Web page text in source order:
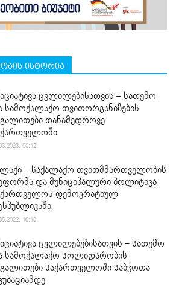
ისტორია
ცვლილებისათვის – სათემო
სამოქალაქო თვითორგანიზების
თანამედროვე
00:12
– საქალაქო თვითმმართველობის
და მუნიციპალური პოლიტიკა
დემოკრატიულ
16:18
ცვლილებებისათვის – სათემო
სამოქალაქო სოლიდარობის
საქართველოში საბჭოთა